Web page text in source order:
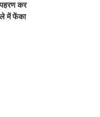
कर
में फेंका